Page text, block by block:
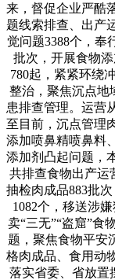
来，督促企业严酷
题线索排查、出产
觉问题3388个，奉
批次，开展食物
780起，紧紧环绕
整治，聚焦沉点地
患排查管理。运营
至目前，沉点管理
添加喷鼻精喷鼻料
添加剂凸起问题，
共排查食物出产运
抽检肉成品883批
1082个，移送涉
卖“三无”“盗窟”食
题，聚焦食物平安
格肉成品、食用动
落实省委、省放置